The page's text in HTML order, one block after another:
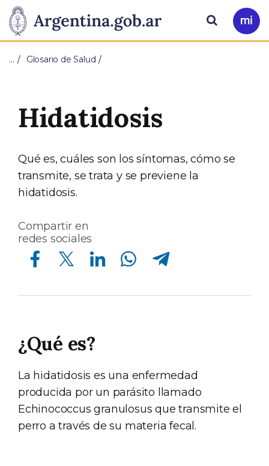
Presidencia
de
Nación
Pasar al contenido principal
Ir
a
Buscar
… Glosario de Salud
Hidatidosis
Qué es, cuáles son los síntomas, cómo se
transmite, se trata y se previene la
hidatidosis.
Compartir en
redes sociales
Compartir en Facebook Compartir en Twitter Compartir en Linkedin Compartir en Whatsapp Compartir en Telegram
¿Qué es?
La hidatidosis es una enfermedad
producida por un parásito llamado
Echinococcus granulosus que transmite el
perro a través de su materia fecal.